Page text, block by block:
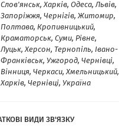
Слов'янськ, Харків, Одеса, Львів,
Запоріжжя, Чернігів, Житомир,
Полтава, Кропивницький,
Краматорськ, Суми, Рівне,
Луцьк, Херсон, Тернопіль, Івано-
Франківськ, Ужгород, Чернівці,
Вінниця, Черкаси, Хмельницький,
Харків, Чернівці, Україна